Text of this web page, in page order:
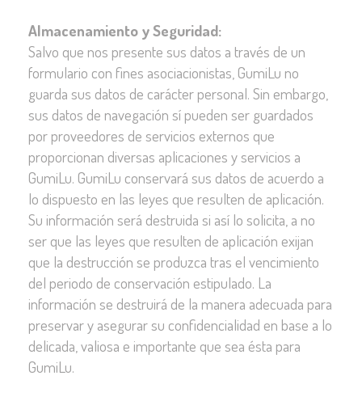
Almacenamiento y Seguridad:
Salvo que nos presente sus datos a través de un
formulario con fines asociacionistas, GumiLu no
guarda sus datos de carácter personal. Sin embargo,
sus datos de navegación sí pueden ser guardados
por proveedores de servicios externos que
proporcionan diversas aplicaciones y servicios a
GumiLu. GumiLu conservará sus datos de acuerdo a
lo dispuesto en las leyes que resulten de aplicación.
Su información será destruida si así lo solicita, a no
ser que las leyes que resulten de aplicación exijan
que la destrucción se produzca tras el vencimiento
del periodo de conservación estipulado. La
información se destruirá de la manera adecuada para
preservar y asegurar su confidencialidad en base a lo
delicada, valiosa e importante que sea ésta para
GumiLu.